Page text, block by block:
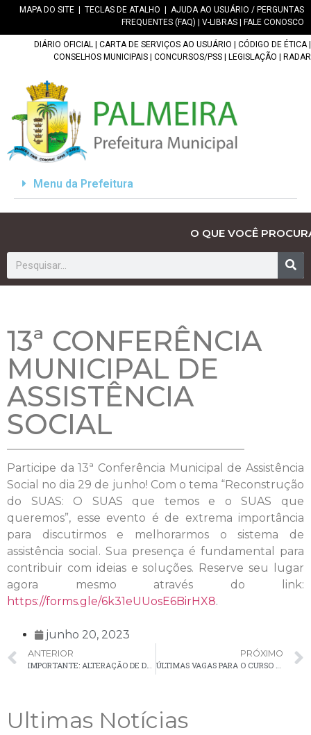
MAPA DO SITE TECLAS DE ATALHO
AJUDA AO USUÁRIO / PERGUNTAS
FREQUENTES (FAQ)
V-LIBRAS FALE CONOSCO
DIÁRIO OFICIAL CARTA DE SERVIÇOS AO USUÁRIO CÓDIGO DE ÉTICA|
CONSELHOS MUNICIPAIS
CONCURSOS/PSS LEGISLAÇÃO RADAR
Menu da Prefeitura
O QUE VOCÊ
13ª CONFERÊNCIA
MUNICIPAL DE
ASSISTÊNCIA
SOCIAL
Participe da 13ª Conferência Municipal de Assistência
Social no dia 29 de junho! Com o tema “Reconstrução
do SUAS: O SUAS que temos e o SUAS que
queremos”, esse evento é de extrema importância
para discutirmos e melhorarmos o sistema de
assistência social. Sua presença é fundamental para
contribuir com ideias e soluções. Reserve seu lugar
agora mesmo através do link:
https://forms.gle/6k31eUUosE6BirHX8.
junho 20, 2023
ANTERIOR
PRÓXIMO
Ultimas Notícias